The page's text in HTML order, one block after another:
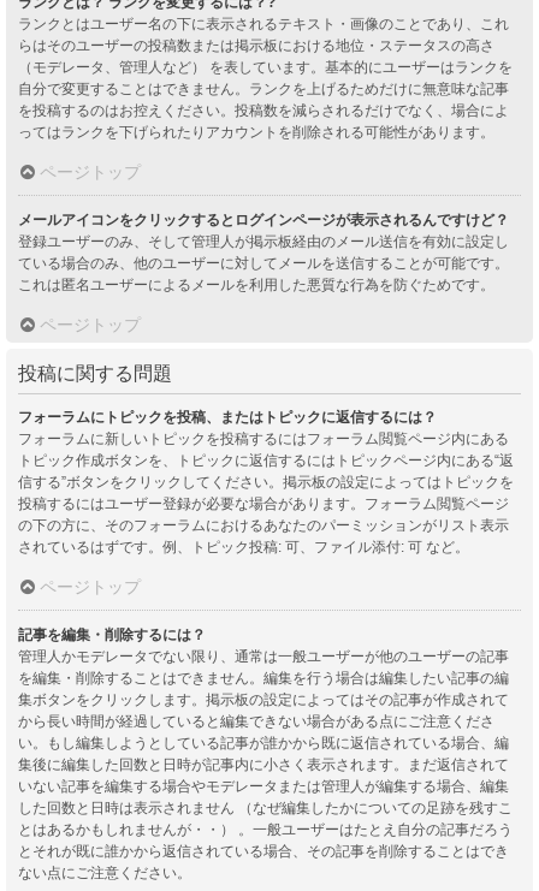
ランクとはユーザー名の下に表示されるテキスト・画像のことであり、これ
らはそのユーザーの投稿数または掲示板における地位・ステータスの高さ
（モデレータ、管理人など） を表しています。基本的にユーザーはランクを
自分で変更することはできません。ランクを上げるためだけに無意味な記事
を投稿するのはお控えください。投稿数を減らされるだけでなく、場合によ
ってはランクを下げられたりアカウントを削除される可能性があります。
ページトップ
メールアイコンをクリックするとログインページが表示されるんですけど？
登録ユーザーのみ、そして管理人が掲示板経由のメール送信を有効に設定し
ている場合のみ、他のユーザーに対してメールを送信することが可能です。
これは匿名ユーザーによるメールを利用した悪質な行為を防ぐためです。
ページトップ
投稿に関する問題
フォーラムにトピックを投稿、またはトピックに返信するには？
フォーラムに新しいトピックを投稿するにはフォーラム閲覧ページ内にある
トピック作成ボタンを、トピックに返信するにはトピックページ内にある“返
信する”ボタンをクリックしてください。掲示板の設定によってはトピックを
投稿するにはユーザー登録が必要な場合があります。フォーラム閲覧ページ
の下の方に、そのフォーラムにおけるあなたのパーミッションがリスト表示
されているはずです。例、トピック投稿: 可、ファイル添付: 可 など。
ページトップ
記事を編集・削除するには？
管理人かモデレータでない限り、通常は一般ユーザーが他のユーザーの記事
を編集・削除することはできません。編集を行う場合は編集したい記事の編
集ボタンをクリックします。掲示板の設定によってはその記事が作成されて
から長い時間が経過していると編集できない場合がある点にご注意くださ
い。もし編集しようとしている記事が誰かから既に返信されている場合、編
集後に編集した回数と日時が記事内に小さく表示されます。まだ返信されて
いない記事を編集する場合やモデレータまたは管理人が編集する場合、編集
した回数と日時は表示されません （なぜ編集したかについての足跡を残すこ
とはあるかもしれませんが・・） 。一般ユーザーはたとえ自分の記事だろう
とそれが既に誰かから返信されている場合、その記事を削除することはでき
ない点にご注意ください。